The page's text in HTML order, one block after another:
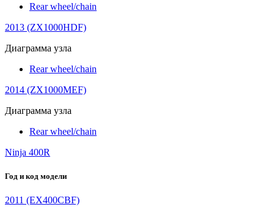
Rear wheel/chain
2013 (ZX1000HDF)
Диаграмма узла
Rear wheel/chain
2014 (ZX1000MEF)
Диаграмма узла
Rear wheel/chain
Ninja 400R
Год и код модели
2011 (EX400CBF)